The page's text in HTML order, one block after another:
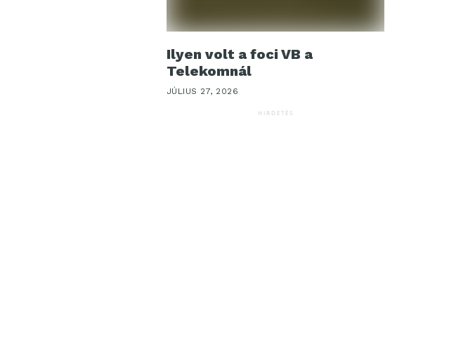
Ilyen volt a foci VB a
Telekomnál
JÚLIUS 27, 2026
HIRDETÉS